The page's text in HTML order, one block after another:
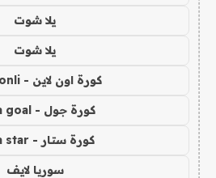
يلا شوت
يلا شوت
كورة اون لاين - kora onli
كورة جول - kora goal
كورة ستار - kora star
سوريا لايف